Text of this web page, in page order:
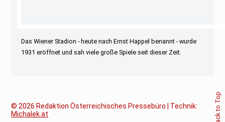
Das Wiener Stadion - heute nach Ernst Happel benannt - wurde
1931 eröffnet und sah viele große Spiele seit dieser Zeit.
© 2026 Redaktion Österreichisches Pressebüro | Technik:
Michalek.at
Back to Top